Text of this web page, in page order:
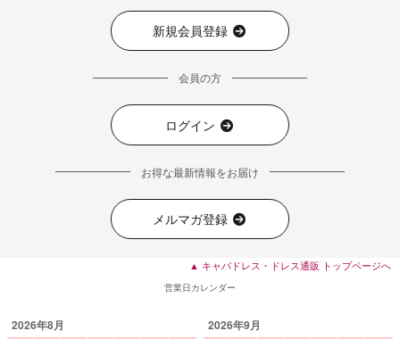
新規会員登録
会員の方
ログイン
お得な最新情報をお届け
メルマガ登録
▲ キャバドレス・ドレス通販 トップページへ
営業日カレンダー
2026年8月 2026年9月